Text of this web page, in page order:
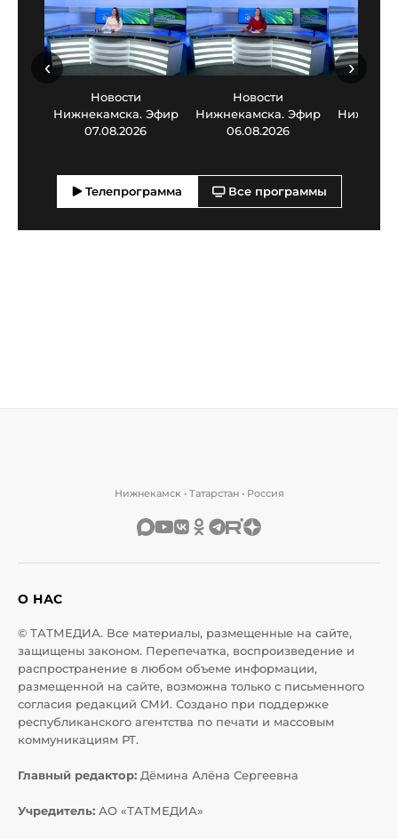
Новости
Нижнекамска. Эфир
07.08.2026
Новости
Нижнекамска. Эфир
06.08.2026
‹ ›
Телепрограмма Все программы
Нижнекамск • Татарстан • Россия
О НАС
© ТАТМЕДИА. Все материалы, размещенные на сайте,
защищены законом. Перепечатка, воспроизведение и
распространение в любом объеме информации,
размещенной на сайте, возможна только с письменного
согласия редакций СМИ. Создано при поддержке
республиканского агентства по печати и массовым
коммуникациям РТ.
Главный редактор: Дёмина Алёна Сергеевна
Учредитель: АО «ТАТМЕДИА»